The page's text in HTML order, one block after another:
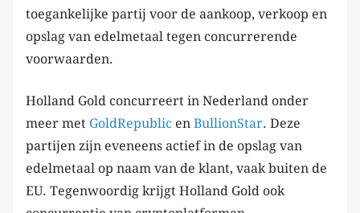
toegankelijke partij voor de aankoop, verkoop en
opslag van edelmetaal tegen concurrerende
voorwaarden.
Holland Gold concurreert in Nederland onder
meer met GoldRepublic en BullionStar. Deze
partijen zijn eveneens actief in de opslag van
edelmetaal op naam van de klant, vaak buiten de
EU. Tegenwoordig krijgt Holland Gold ook